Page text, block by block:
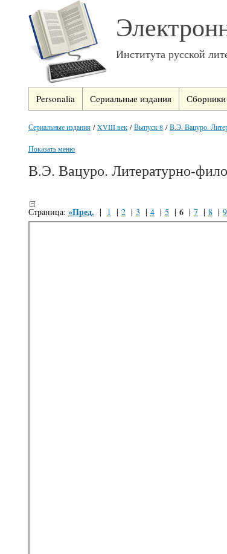
Института русской
Personalia Сериальные издания
Сериальные издания /XVIII век /Выпуск 8 /В.Э. Вацуро.
Показать меню
В.Э. Вацуро. Литературно-
Страница: «Пред. | 1 | 2 | 3 | 4 | 5 | 6 | 7 | 8 | 9